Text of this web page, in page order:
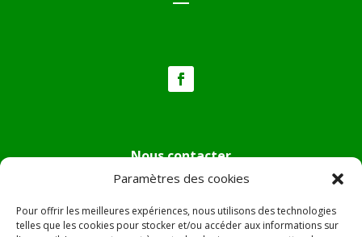
Paramètres des cookies
Pour offrir les meilleures expériences, nous utilisons des technologies
telles que les cookies pour stocker et/ou accéder aux informations sur
Nous contacter
Tél :04.95.36.24.02
Mail:
mairie.pietradiverde@wanadoo.fr
Adresse :Hôtel de ville de Pietra di Verde